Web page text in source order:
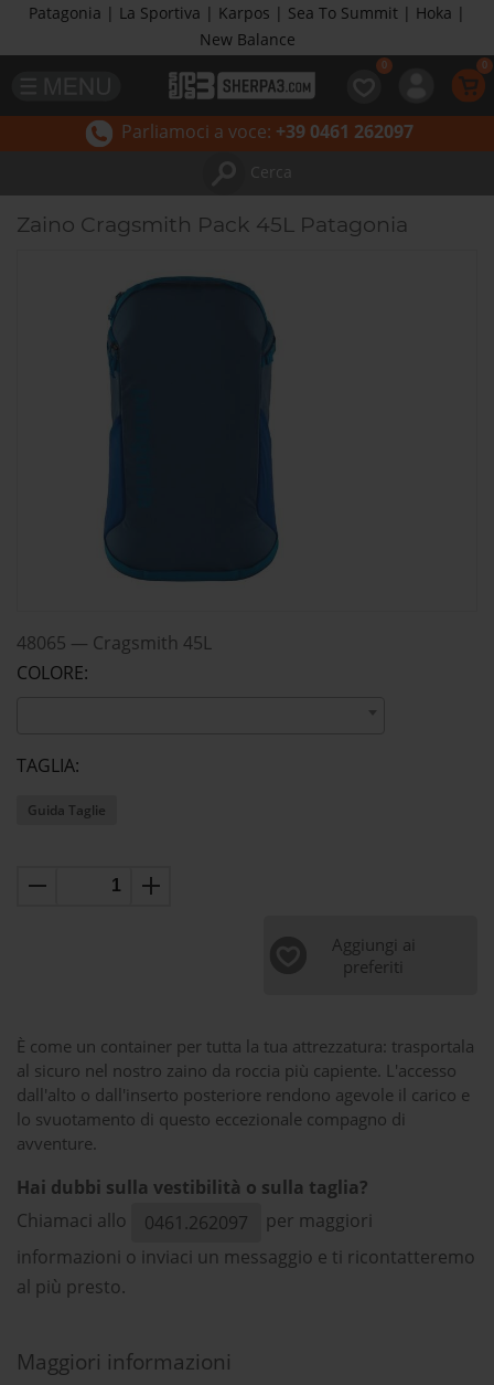
Patagonia | La Sportiva | Karpos | Sea To Summit | Hoka |
New Balance
Parliamoci a voce: +39 0461 262097
Cerca
Zaino Cragsmith Pack 45L Patagonia
48065 — Cragsmith 45L
COLORE:
TAGLIA:
Guida Taglie
Aggiungi ai
preferiti
È come un container per tutta la tua attrezzatura: trasportala
al sicuro nel nostro zaino da roccia più capiente. L'accesso
dall'alto o dall'inserto posteriore rendono agevole il carico e
lo svuotamento di questo eccezionale compagno di
avventure.
Hai dubbi sulla vestibilità o sulla taglia?
Chiamaci allo
0461.262097
per maggiori
informazioni o inviaci un messaggio e ti ricontatteremo
al più presto.
Maggiori informazioni